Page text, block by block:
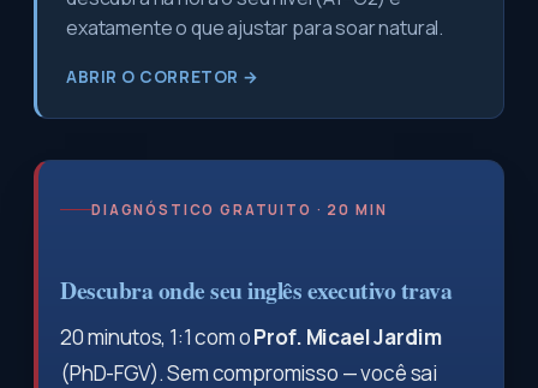
exatamente o que ajustar para soar natural.
ABRIR O CORRETOR →
DIAGNÓSTICO GRATUITO · 20 MIN
Descubra onde seu inglês executivo trava
20 minutos, 1:1 com oProf. Micael Jardim
(PhD-FGV). Sem compromisso — você sai